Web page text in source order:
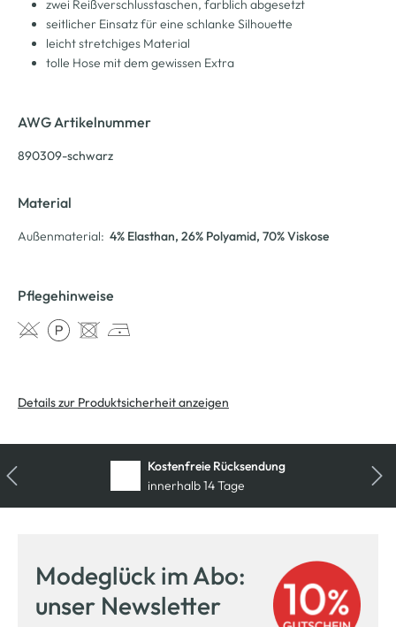
zwei Reißverschlusstaschen, farblich abgesetzt
seitlicher Einsatz für eine schlanke Silhouette
leicht stretchiges Material
tolle Hose mit dem gewissen Extra
AWG Artikelnummer
890309-schwarz
Material
Außenmaterial: 4% Elasthan, 26% Polyamid, 70% Viskose
Pflegehinweise
Details zur Produktsicherheit anzeigen
Kostenfreie Rücksendung
innerhalb 14 Tage
Modeglück im Abo:
unser Newsletter